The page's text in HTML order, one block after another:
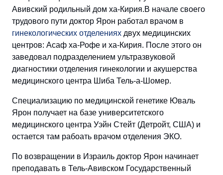
Авивский родильный дом ха-Кирия.В начале своего
трудового пути доктор Ярон работал врачом в
гинекологических отделениях двух медицинских
центров: Асаф ха-Рофе и ха-Кирия. После этого он
заведовал подразделением ультразвуковой
диагностики отделения гинекологии и акушерства
медицинского центра Шиба Тель-а-Шомер.
Специализацию по медицинской генетике Юваль
Ярон получает на базе университетского
медицинского центра Уэйн Стейт (Детройт, США) и
остается там рабоать врачом отделения ЭКО.
По возвращении в Израиль доктор Ярон начинает
преподавать в Тель-Авивском Государственный